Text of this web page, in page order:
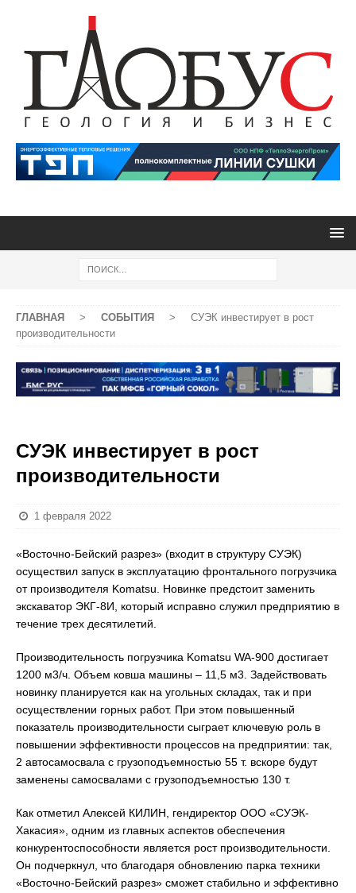
ГЛАВНАЯ > СОБЫТИЯ >
СУЭК инвестирует в рост
производительности
СУЭК инвестирует в рост
производительности
1 февраля 2022
«Восточно-Бейский разрез» (входит в структуру СУЭК)
осуществил запуск в эксплуатацию фронтального погрузчика
от производителя Komatsu. Новинке предстоит заменить
экскаватор ЭКГ-8И, который исправно служил предприятию в
течение трех десятилетий.
Производительность погрузчика Komatsu WA-900 достигает
1200 м3/ч. Объем ковша машины – 11,5 м3. Задействовать
новинку планируется как на угольных складах, так и при
осуществлении горных работ. При этом повышенный
показатель производительности сыграет ключевую роль в
повышении эффективности процессов на предприятии: так,
2 автосамосвала с грузоподъемностью 55 т. вскоре будут
заменены самосвалами с грузоподъемностью 130 т.
Как отметил Алексей КИЛИН, гендиректор ООО «СУЭК-
Хакасия», одним из главных аспектов обеспечения
конкурентоспособности является рост производительности.
Он подчеркнул, что благодаря обновлению парка техники
«Восточно-Бейский разрез» сможет стабильно и эффективно